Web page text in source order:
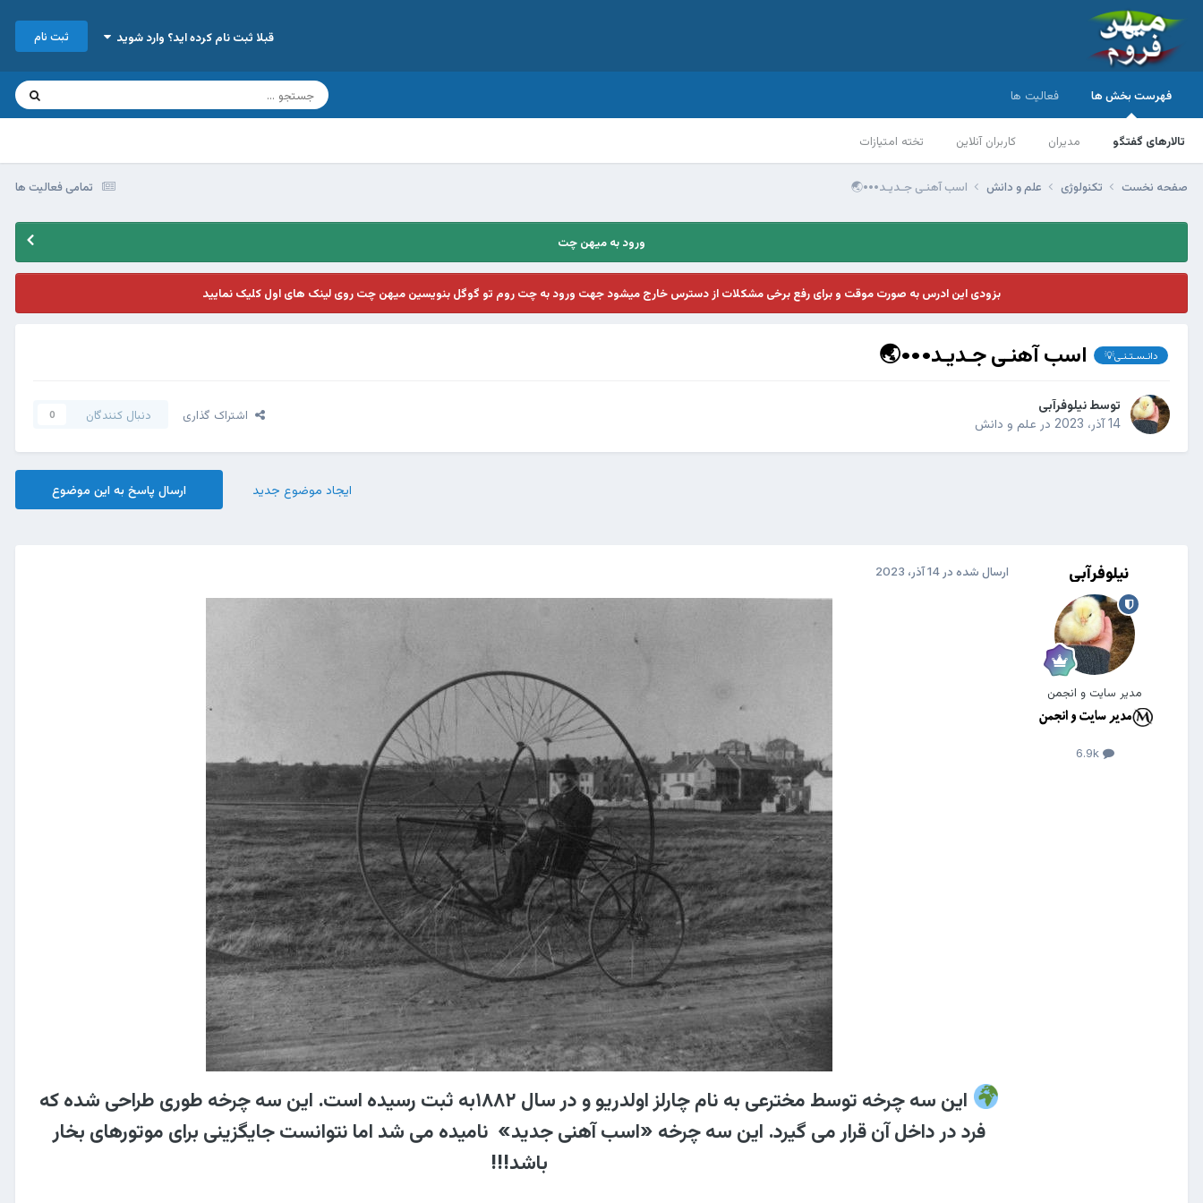
قبلا ثبت نام کرده اید؟ وارد شوید ثبت نام
فهرست بخش ها
تالارهای گفتگو مدیران کاربران آنلاین تخته امتیازات
فعالیت ها
تمامی فعالیت ها صفحه نخست تکنولوژی علم و دانش اسب آهنـی جـدیـد•••🌏
ورود به میهن چت
بزودی این ادرس به صورت موقت و برای رفع برخی مشکلات از دسترس خارج میشود جهت ورود به چت روم تو گوگل بنویسین میهن چت روی لینک های اول کلیک نمایید
دانـسـتـنـی💡 اسب آهنـی جـدیـد•••🌏
توسط نیلوفرآبی
14 آذر، 2023
در علم و دانش
اشتراک گذاری دنبال کنندگان 0
ارسال پاسخ به این موضوع ایجاد موضوع جدید
نیلوفرآبی
مدیر سایت و انجمن
6.9k
ارسال شده در 14 آذر، 2023
این سه چرخه توسط مخترعی به نام چارلز اولدریو و در سال ۱۸۸۲به ثبت رسیده است. این سه چرخه طوری طراحی شده که
فرد در داخل آن قرار می گیرد. این سه چرخه «اسب آهنی جدید» نامیده می شد اما نتوانست جایگزینی برای موتورهای بخار
باشد!!!